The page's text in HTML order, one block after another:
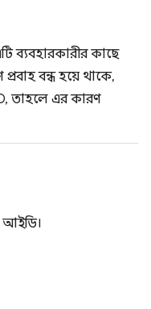
ব্যবহারকারীর কাছে
বন্ধ হয়ে থাকে,
তাহলে এর কারণ
আইডি।